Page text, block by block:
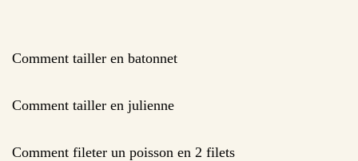
Comment tailler en batonnet
Comment tailler en julienne
Comment fileter un poisson en 2 filets